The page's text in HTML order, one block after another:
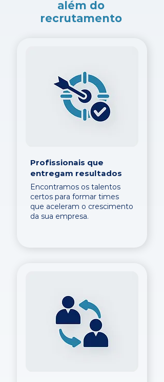
além do
recrutamento
Profissionais que
entregam resultados
Encontramos os talentos
certos para formar times
que aceleram o crescimento
da sua empresa.